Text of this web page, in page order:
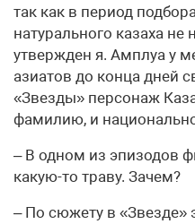
так как в период
натурального казаха
утвержден я. Амплуа у
азиатов до конца дней
«Звезды» персонаж
фамилию, и
– В одном из эпизодов
какую-то траву. Зачем?
– По сюжету в «Звезде»